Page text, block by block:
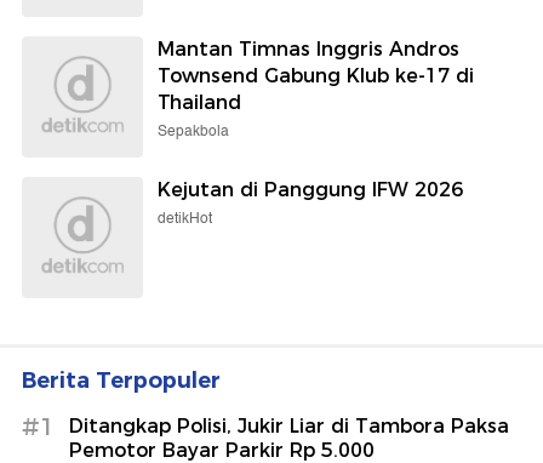
Mantan Timnas Inggris Andros
Townsend Gabung Klub ke-17 di
Thailand
Sepakbola
Kejutan di Panggung IFW 2026
detikHot
Berita Terpopuler
#1
Ditangkap Polisi, Jukir Liar di Tambora Paksa
Pemotor Bayar Parkir Rp 5.000